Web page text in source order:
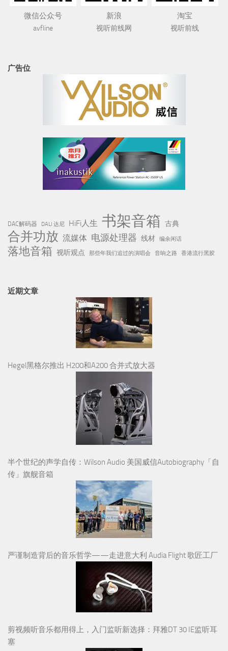
微信公众号
avfline
新浪
视听前线网
淘宝
视听前线
广告位
DAC解码器 DALI 达尼 HiFi人生 书架音箱 古典
合并功放 流媒体 电源处理器 线材 编余闲话
落地音箱 视听观点 那些年我们追过的演唱会 音响之路 香港流行黑胶
近期文章
Hegel黑格尔推出 H200和A200 合并式放大器
半个世纪的声学自传：Wilson Audio 美国威信Autobiography「自
传」旗舰音箱
严谨制造背后的音乐哲学——走进意大利 Audia Flight 歌匠工厂
剪视频听音乐都用得上，入门监听新选择：拜雅DT 30 IE监听耳
塞